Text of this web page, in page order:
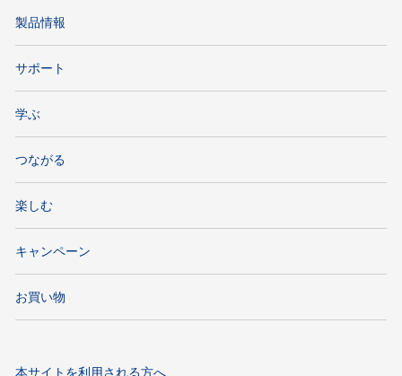
製品情報
サポート
学ぶ
つながる
楽しむ
キャンペーン
お買い物
本サイトを利用される方へ